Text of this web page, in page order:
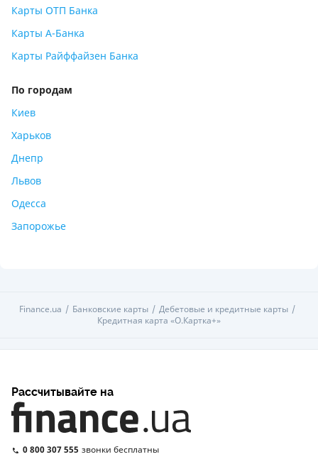
Карты ОТП Банка
Карты А-Банка
Карты Райффайзен Банка
По городам
Киев
Харьков
Днепр
Львов
Одесса
Запорожье
Finance.ua Банковские карты
Дебетовые и кредитные карты
Кредитная карта «O.Картка+»
Рассчитывайте на
0 800 307 555 звонки бесплатны